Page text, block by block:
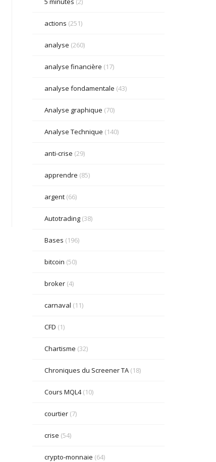
<em> <i> <q cite=""> <strike> <strong>
actions (251)
analyse (260)
analyse financière (17)
analyse fondamentale (43)
Analyse graphique (70)
Analyse Technique (140)
anti-crise (29)
apprendre (85)
argent(66)
Autotrading(38)
Bases (196)
bitcoin (50)
broker(4)
carnaval (11)
CFD (1)
Chartisme (32)
Chroniques du Screener TA(18)
Cours MQL4(10)
courtier(7)
crise (54)
crypto-monnaie (64)